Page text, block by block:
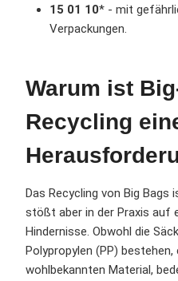
15 01 10* - mit
Verpackungen.
Warum ist
Recycling
Das Recycling von Big
stößt aber in der Praxis auf
Hindernisse. Obwohl die
Polypropylen (PP)
wohlbekannten Material,